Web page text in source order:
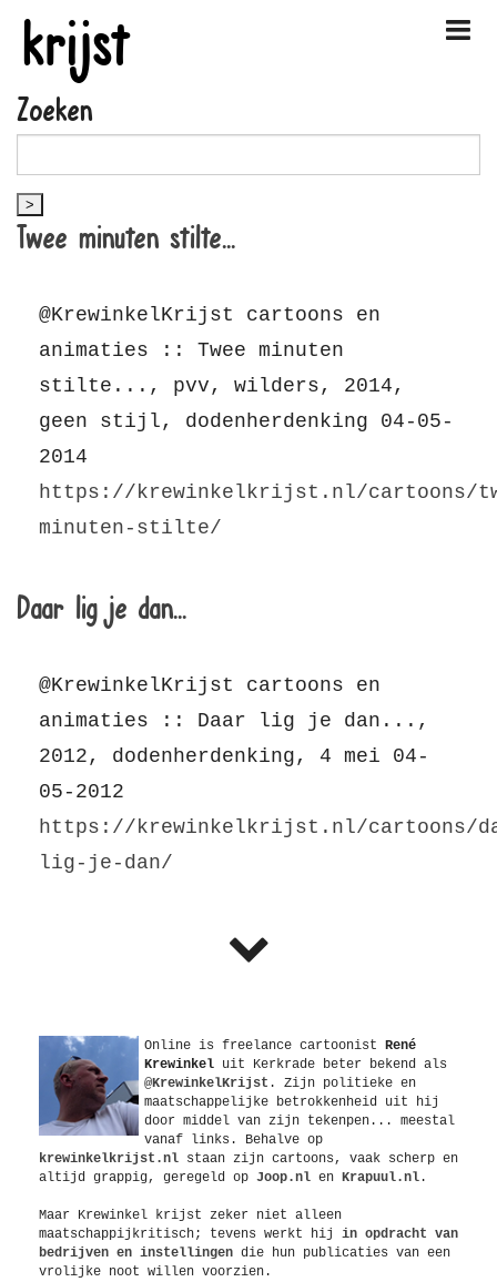
krijst
Zoeken
Twee minuten stilte...
@KrewinkelKrijst cartoons en
animaties :: Twee minuten
stilte..., pvv, wilders, 2014,
geen stijl, dodenherdenking 04-05-
2014
https://krewinkelkrijst.nl/cartoons/
minuten-stilte/
Daar lig je dan...
@KrewinkelKrijst cartoons en
animaties :: Daar lig je dan...,
2012, dodenherdenking, 4 mei 04-
05-2012
https://krewinkelkrijst.nl/cartoons/
lig-je-dan/
Online is freelance cartoonist
René
Krewinkel uit Kerkrade beter bekend als
@KrewinkelKrijst . Zijn politieke en
maatschappelijke betrokkenheid uit hij
door middel van zijn tekenpen... meestal
vanaf links. Behalve op
krewinkelkrijst.nl staan zijn cartoons, vaak scherp en
altijd grappig, geregeld op Joop.nl en Krapuul.nl .
Maar Krewinkel krijst zeker niet alleen
maatschappijkritisch; tevens werkt hij in opdracht van
bedrijven en instellingen die hun publicaties van een
vrolijke noot willen voorzien.